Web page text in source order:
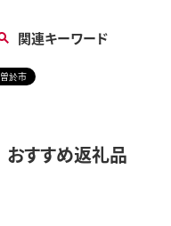
関連キーワード
曽於市
おすすめ返礼品